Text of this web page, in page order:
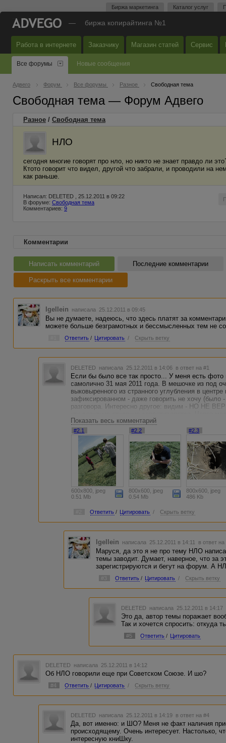
Биржа маркетинга Каталог услуг
— биржа копирайтинга №1
Работа в интернете Заказчику Магазин статей Сервис
Все форумы Новые сообщения
Адвего Форум Все форумы Разное Свободная тема
Свободная тема — Форум Адвего
Разное / Свободная тема
НЛО
сегодня многие говорят про нло, но никто не знает правдо ли
Ктото говорит что видел, другой что забрали, и проводили на
как раньше.
Написал: DELETED , 25.12.2011 в 09:22
В форуме: Свободная тема
Комментариев: 9
Комментарии
Написать комментарий Последние комментарии
Раскрыть все комментарии
Igellein написала 25.12.2011 в 09:45
Вы не думаете, надеюсь, что здесь платят за
можете больше безграмотных и бессмысленных тем не
Ответить / Цитировать / Скрыть ветку
DELETED написала 25.12.2011 в 14:06 в ответ на #1
Если бы было все так просто... У меня есть фото
самолично 31 мая 2011 года. В мешочке из под
выковыренного из странного углубления в
зафиксированном - даже говорить не хочу (было
разговора. Интересно другое: видим - НО НЕ
режиме слышу по ТВ очередные бредни про
привычном: "бредни"... и думаю: ну почему,
Показать весь комментарий
#2.1
600x800, jpeg
0.51 Mb
#2.2
800x600, jpeg
0.54 Mb
#2.3
800x600, jpeg
486 Kb
Ответить / Цитировать / Скрыть ветку
Igellein написала 25.12.2011 в 14:11 в ответ на
Маруся, да это я не про тему НЛО
темы заводит. Думает, наверное, что за
зарегистрируются и бегут на форум. А
#3 Ответить / Цитировать / Скрыть ветку
DELETED написала 25.12.2011 в 14:17
Это да, автор темы поражает
Так и хочется спросить: откуда
#5 Ответить / Цитировать
DELETED написала 25.12.2011 в 14:12
Об НЛО говорили еще при Советском Союзе. И шо?
#4 Ответить / Цитировать / Скрыть ветку
DELETED написала 25.12.2011 в 14:19 в ответ на #4
Да, вот именно: и ШО? Меня не факт наличия
происходящему. Очень интересует. Настолько,
интересную книШку.